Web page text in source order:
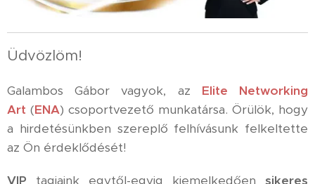
Üdvözlöm!
Galambos Gábor vagyok, az Elite Networking
Art (ENA) csoportvezető munkatársa. Örülök, hogy
a hirdetésünkben szereplő felhívásunk felkeltette
az Ön érdeklődését!
VIP tagjaink egytől-egyig kiemelkedően sikeres